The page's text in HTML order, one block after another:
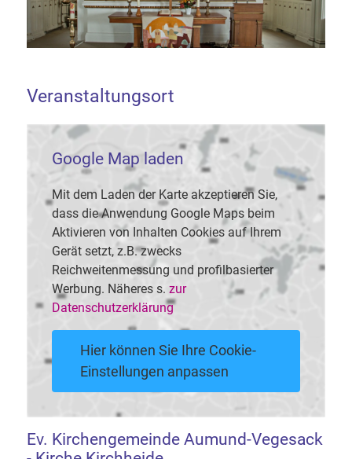
Veranstaltungsort
Google Map laden
Mit dem Laden der Karte akzeptieren Sie,
dass die Anwendung Google Maps beim
Aktivieren von Inhalten Cookies auf Ihrem
Gerät setzt, z.B. zwecks
Reichweitenmessung und profilbasierter
Werbung. Näheres s. zur
Datenschutzerklärung
Hier können Sie Ihre Cookie-
Einstellungen anpassen
Ev. Kirchengemeinde Aumund-Vegesack